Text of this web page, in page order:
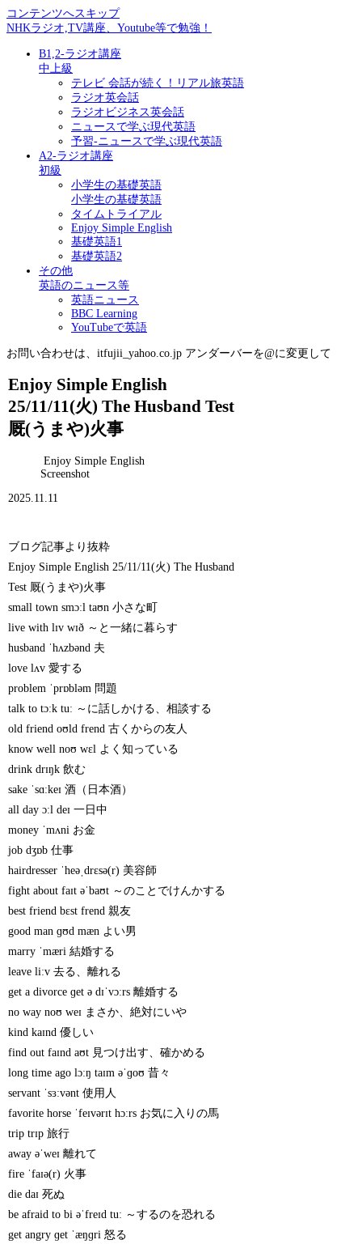
コンテンツへスキップ
NHKラジオ,TV講座、Youtube等で勉強！
B1,2-ラジオ講座
中上級
テレビ 会話が続く！リアル旅英語
ラジオ英会話
ラジオビジネス英会話
ニュースで学ぶ現代英語
予習-ニュースで学ぶ現代英語
A2-ラジオ講座
初級
小学生の基礎英語
小学生の基礎英語
タイムトライアル
Enjoy Simple English
基礎英語1
基礎英語2
その他
英語のニュース等
英語ニュース
BBC Learning
YouTubeで英語
お問い合わせは、itfujii_yahoo.co.jp アンダーバーを@に変更して
Enjoy Simple English
25/11/11(火) The Husband Test
厩(うまや)火事
Enjoy Simple English
Screenshot
2025.11.11
ブログ記事より抜粋
Enjoy Simple English 25/11/11(火) The Husband
Test 厩(うまや)火事
small town smɔːl taʊn 小さな町
live with lɪv wɪð ～と一緒に暮らす
husband ˈhʌzbənd 夫
love lʌv 愛する
problem ˈprɒbləm 問題
talk to tɔːk tuː ～に話しかける、相談する
old friend oʊld frend 古くからの友人
know well noʊ wɛl よく知っている
drink drɪŋk 飲む
sake ˈsɑːkeɪ 酒（日本酒）
all day ɔːl deɪ 一日中
money ˈmʌni お金
job dʒɒb 仕事
hairdresser ˈheəˌdrɛsə(r) 美容師
fight about faɪt əˈbaʊt ～のことでけんかする
best friend bɛst frend 親友
good man ɡʊd mæn よい男
marry ˈmæri 結婚する
leave liːv 去る、離れる
get a divorce ɡet ə dɪˈvɔːrs 離婚する
no way noʊ weɪ まさか、絶対にいや
kind kaɪnd 優しい
find out faɪnd aʊt 見つけ出す、確かめる
long time ago lɔːŋ taɪm əˈɡoʊ 昔々
servant ˈsɜːvənt 使用人
favorite horse ˈfeɪvərɪt hɔːrs お気に入りの馬
trip trɪp 旅行
away əˈweɪ 離れて
fire ˈfaɪə(r) 火事
die daɪ 死ぬ
be afraid to bi əˈfreɪd tuː ～するのを恐れる
get angry ɡet ˈæŋɡri 怒る